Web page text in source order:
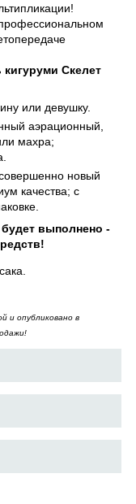
кигуруми Скелет
или девушку.
аэрационный,
махра;
новый
качества; с
выполнено -
и опубликовано в